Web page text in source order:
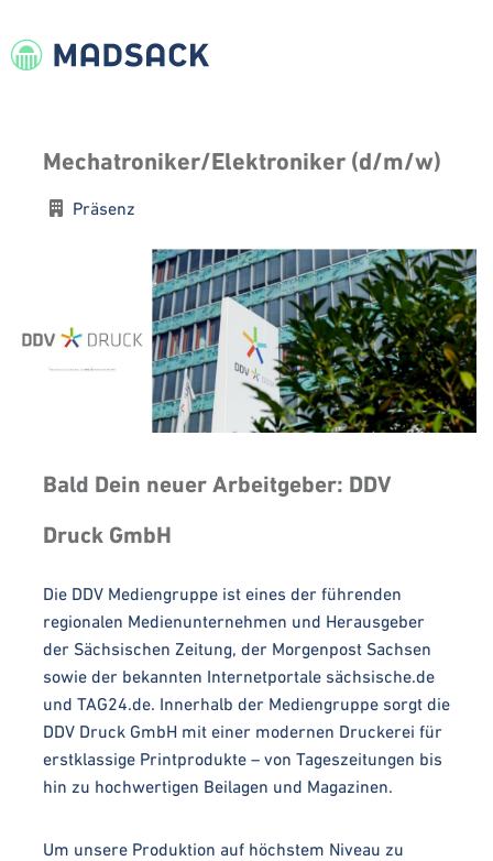
Mechatroniker/Elektroniker (d/m/w)
Präsenz
Bald Dein neuer Arbeitgeber: DDV
Druck GmbH
Die DDV Mediengruppe ist eines der führenden
regionalen Medienunternehmen und Herausgeber
der Sächsischen Zeitung, der Morgenpost Sachsen
sowie der bekannten Internetportale sächsische.de
und TAG24.de. Innerhalb der Mediengruppe sorgt die
DDV Druck GmbH mit einer modernen Druckerei für
erstklassige Printprodukte – von Tageszeitungen bis
hin zu hochwertigen Beilagen und Magazinen.
Um unsere Produktion auf höchstem Niveau zu